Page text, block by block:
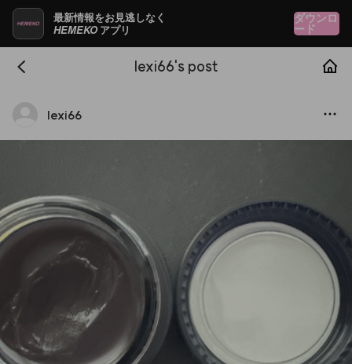
最新情報をお見逃しなく
HEMEKO アプリ
ダウンロ
ード
lexi66's post
lexi66